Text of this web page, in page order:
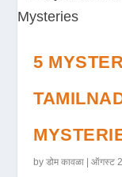
5
byडोम कावळा |ऑगस्ट